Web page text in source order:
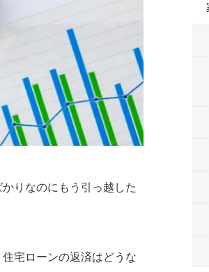
りなのにもう引っ越した
宅ローンの返済はどうな